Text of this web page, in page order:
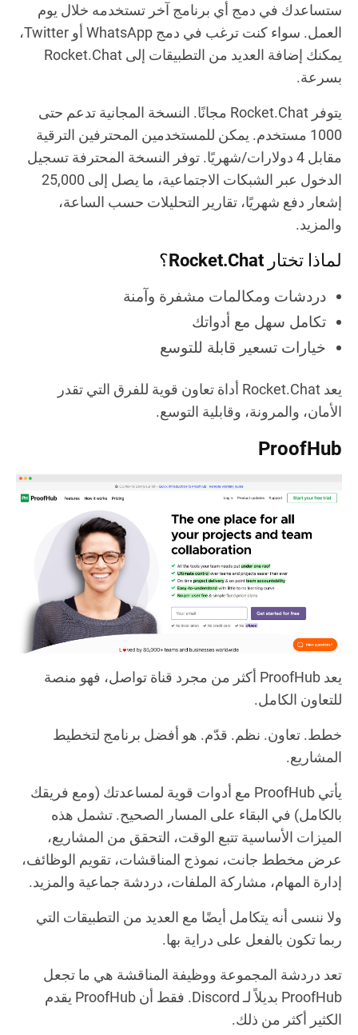
ستساعدك في دمج أي برنامج آخر تستخدمه خلال يوم
العمل. سواء كنت ترغب في دمج WhatsApp أو Twitter،
يمكنك إضافة العديد من التطبيقات إلى Rocket.Chat
بسرعة.
يتوفر Rocket.Chat مجانًا. النسخة المجانية تدعم حتى
1000 مستخدم. يمكن للمستخدمين المحترفين الترقية
مقابل 4 دولارات/شهريًا. توفر النسخة المحترفة تسجيل
الدخول عبر الشبكات الاجتماعية، ما يصل إلى 25,000
إشعار دفع شهريًا، تقارير التحليلات حسب الساعة،
والمزيد.
لماذا تختار Rocket.Chat؟
دردشات ومكالمات مشفرة وآمنة
تكامل سهل مع أدواتك
خيارات تسعير قابلة للتوسع
يعد Rocket.Chat أداة تعاون قوية للفرق التي تقدر
الأمان، والمرونة، وقابلية التوسع.
ProofHub
يعد ProofHub أكثر من مجرد قناة تواصل، فهو منصة
للتعاون الكامل.
خطط. تعاون. نظم. قدّم. هو أفضل برنامج لتخطيط
المشاريع.
يأتي ProofHub مع أدوات قوية لمساعدتك (ومع فريقك
بالكامل) في البقاء على المسار الصحيح. تشمل هذه
الميزات الأساسية تتبع الوقت، التحقق من المشاريع،
عرض مخطط جانت، نموذج المناقشات، تقويم الوظائف،
إدارة المهام، مشاركة الملفات، دردشة جماعية والمزيد.
ولا ننسى أنه يتكامل أيضًا مع العديد من التطبيقات التي
ربما تكون بالفعل على دراية بها.
تعد دردشة المجموعة ووظيفة المناقشة هي ما تجعل
ProofHub بديلاً لـ Discord. فقط أن ProofHub يقدم
الكثير أكثر من ذلك.